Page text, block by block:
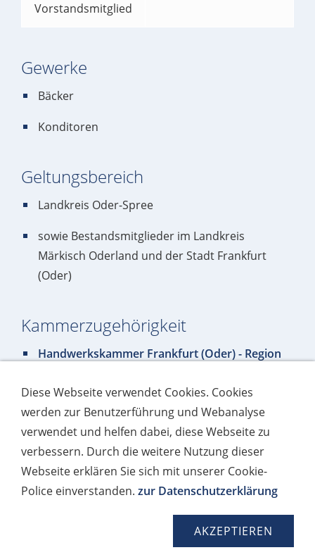
Vorstandsmitglied
Gewerke
Bäcker
Konditoren
Geltungsbereich
Landkreis Oder-Spree
sowie Bestandsmitglieder im Landkreis
Märkisch Oderland und der Stadt Frankfurt
(Oder)
Kammerzugehörigkeit
Handwerkskammer Frankfurt (Oder) - Region
Imagefilm "Bäcker-Handwerk"
Diese Webseite verwendet Cookies. Cookies
werden zur Benutzerführung und Webanalyse
verwendet und helfen dabei, diese Webseite zu
verbessern. Durch die weitere Nutzung dieser
Webseite erklären Sie sich mit unserer Cookie-
Police einverstanden. zur Datenschutzerklärung
AKZEPTIEREN